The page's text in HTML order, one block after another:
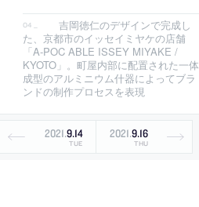
吉岡徳仁のデザインで完成し
た、京都市のイッセイミヤケの店舗
「A-POC ABLE ISSEY MIYAKE /
KYOTO」。町屋内部に配置された一体
成型のアルミニウム什器によってブラ
ンドの制作プロセスを表現
2021.9.14
TUE
2021.9.16
THU